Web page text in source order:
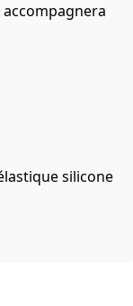
silicone